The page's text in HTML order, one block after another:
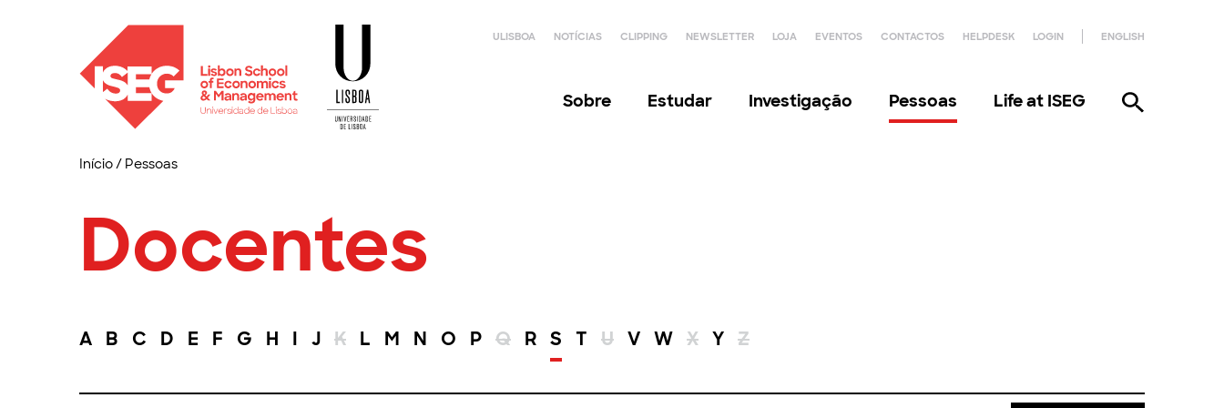
ULISBOA NOTÍCIAS CLIPPING NEWSLETTER LOJA EVENTOS CONTACTOS HELPDESK LOGIN ENGLISH
Sobre Estudar Investigação Pessoas Life at ISEG
Início/ Pessoas
Docentes
A B C D E F G H I J K L M N O P Q R S T U V W X Y Z